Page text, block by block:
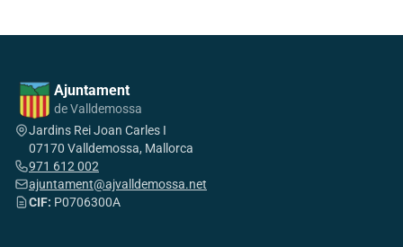
Ajuntament
de Valldemossa
Jardins Rei Joan Carles I
07170 Valldemossa, Mallorca
971 612 002
ajuntament@ajvalldemossa.net
CIF: P0706300A